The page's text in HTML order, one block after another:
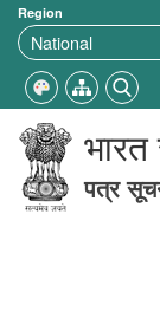
Region
पत्र